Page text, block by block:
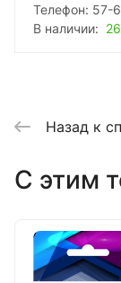
Телефон: 57-
В наличии:
Назад к
C этим